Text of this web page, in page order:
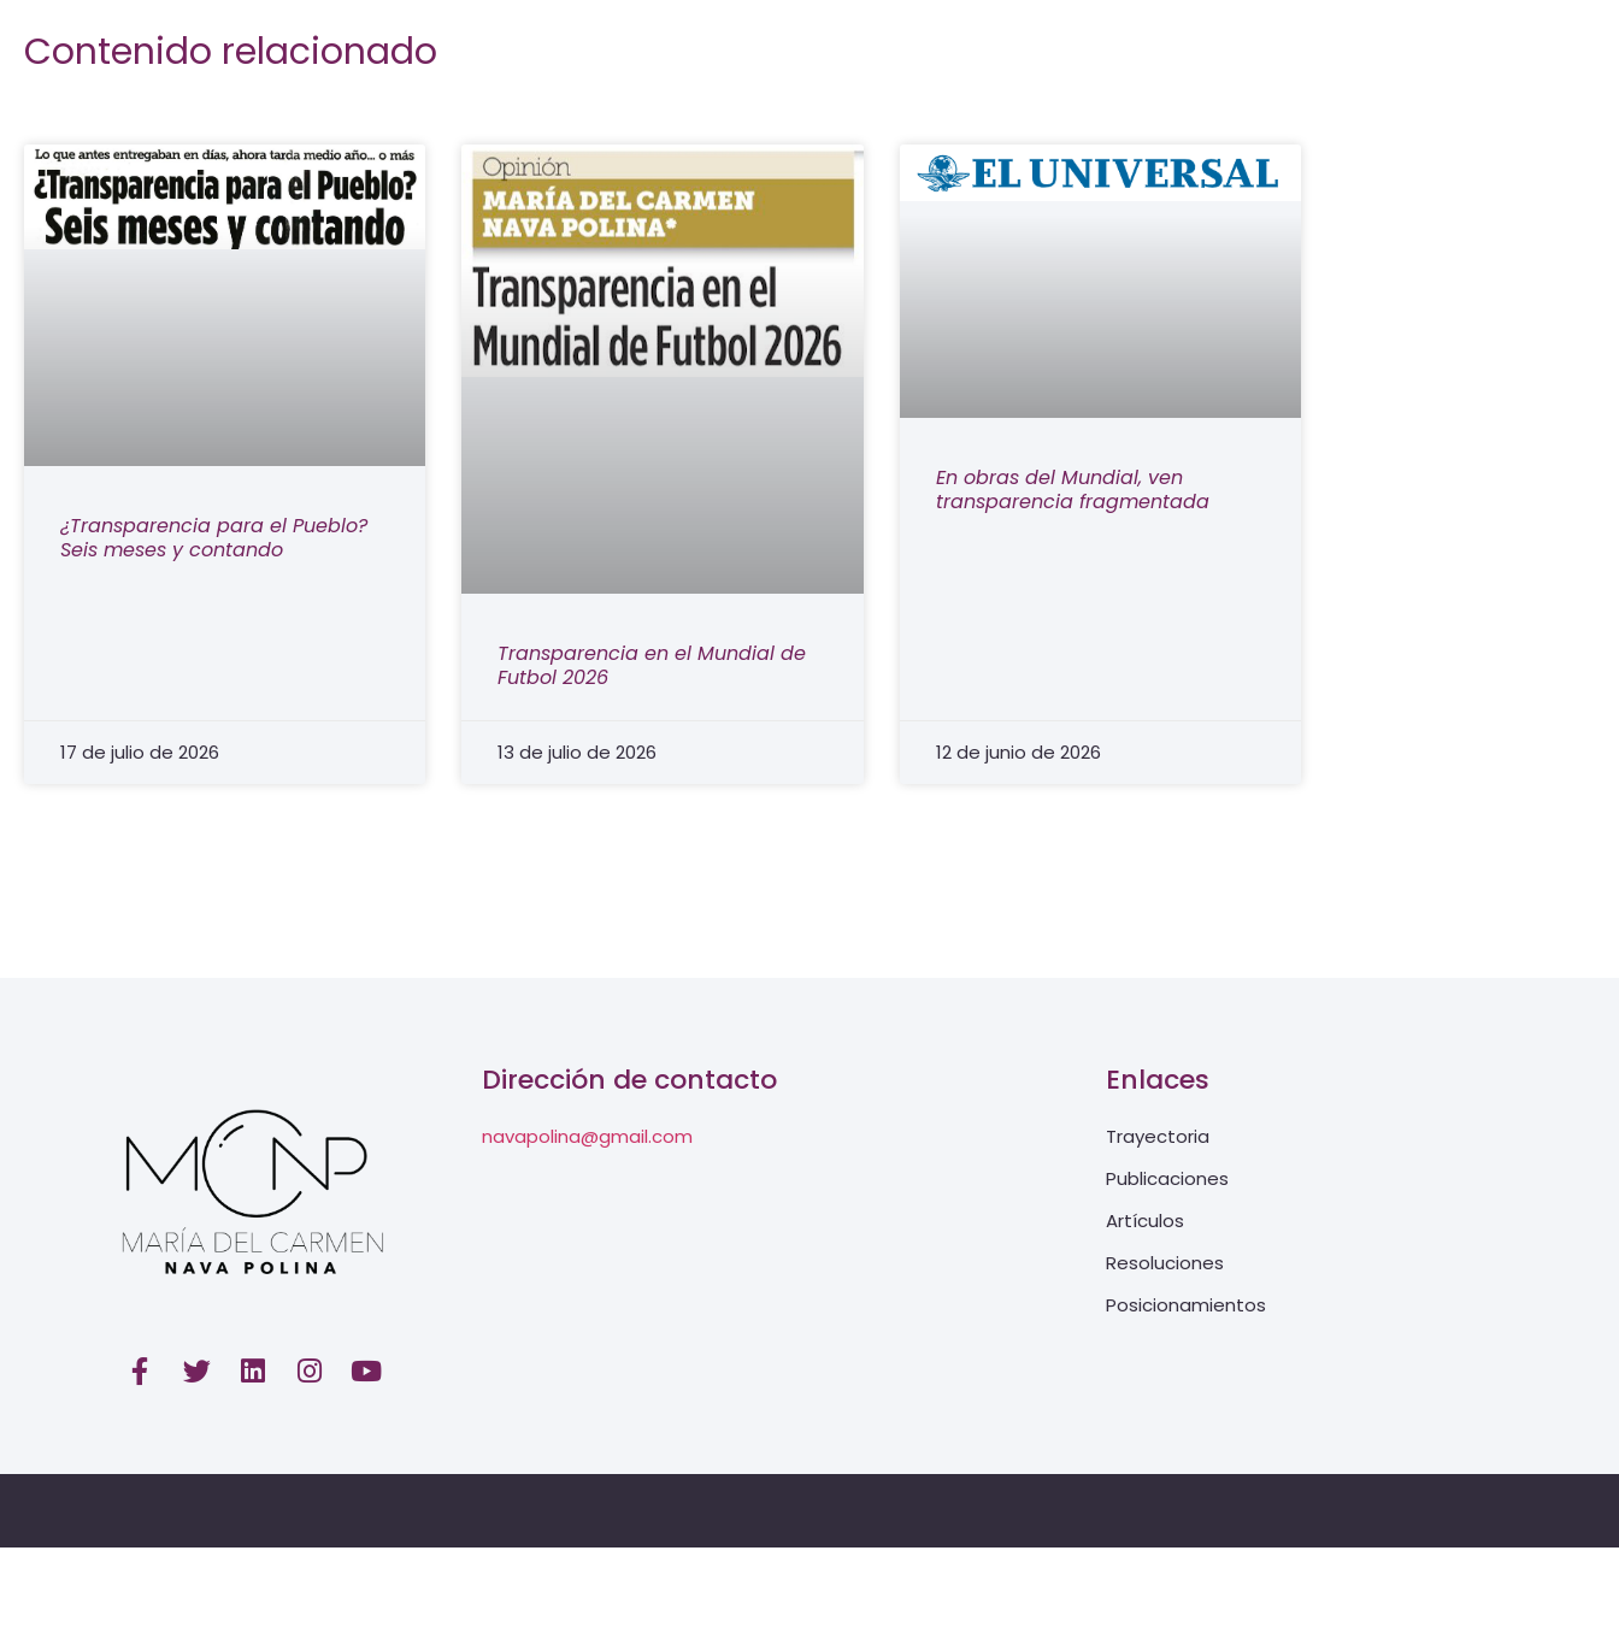
Contenido relacionado
¿Transparencia para el Pueblo?
Seis meses y contando
17 de julio de 2026
Transparencia en el Mundial de
Futbol 2026
13 de julio de 2026
En obras del Mundial, ven
transparencia fragmentada
12 de junio de 2026
Dirección de contacto
navapolina@gmail.com
Enlaces
Trayectoria
Publicaciones
Artículos
Resoluciones
Posicionamientos